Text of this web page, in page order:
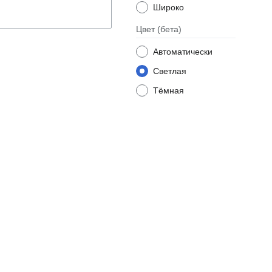
Широко
Цвет (бета)
Автоматически
Светлая
Тёмная